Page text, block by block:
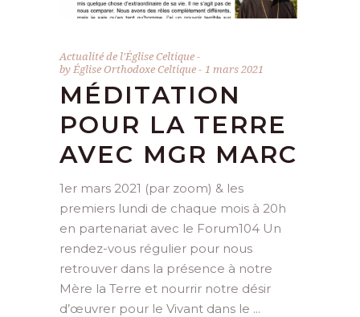
Actualité de l'Église Celtique
byÉglise Orthodoxe Celtique 1 mars 2021
MÉDITATION
POUR LA TERRE
AVEC MGR MARC
1er mars 2021 (par zoom) & les
premiers lundi de chaque mois à 20h
en partenariat avec le Forum104 Un
rendez-vous régulier pour nous
retrouver dans la présence à notre
Mère la Terre et nourrir notre désir
d’œuvrer pour le Vivant dans le